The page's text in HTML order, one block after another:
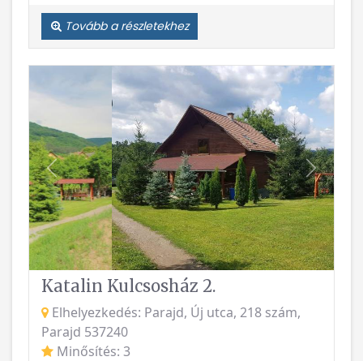
Tovább a részletekhez
Vissza
Katalin Kulcsosház 2.
Elhelyezkedés: Parajd, Új utca, 218 szám,
Parajd 537240
Minősítés: 3